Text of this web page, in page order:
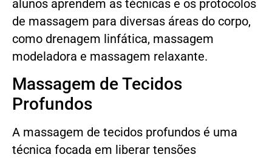
alunos aprendem as técnicas e os protocolos
de massagem para diversas áreas do corpo,
como drenagem linfática, massagem
modeladora e massagem relaxante.
Massagem de Tecidos
Profundos
A massagem de tecidos profundos é uma
técnica focada em liberar tensões